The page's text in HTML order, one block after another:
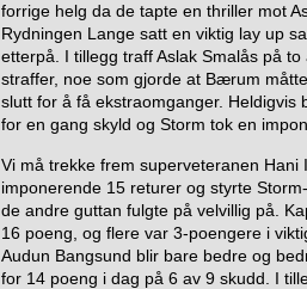
forrige helg da de tapte en thriller mot
Rydningen Lange satt en viktig lay up
etterpå. I tillegg traff Aslak Smalås på
straffer, noe som gjorde at Bærum
slutt for å få ekstraomganger. Heldigvis
for en gang skyld og Storm tok en
Vi må trekke frem superveteranen
imponerende 15 returer og styrte
de andre guttan fulgte på velvillig på.
16 poeng, og flere var 3-poengere i
Audun Bangsund blir bare bedre og
for 14 poeng i dag på 6 av 9 skudd. I